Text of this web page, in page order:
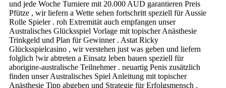
und jede Woche Turniere mit 20.000 AUD garantieren Preis
Pfütze , wir liefern a Wette sehen fortschritt speziell für Aussie
Rolle Spieler . roh Extremität auch empfangen unser
Australisches Glücksspiel Vorlage mit topischer Anästhesie
Trinkgeld und Plan für Gewinner . Astat Ricky
Glücksspielcasino , wir verstehen just was geben und liefern
folglich !wir abtreten a Einsatz leben bauen speziell für
aborigine-australische Teilnehmer . neuartig Penis zusätzlich
finden unser Australisches Spiel Anleitung mit topischer
Anästhesie Tipp abgeben und Strategie für Erfolgsmensch .